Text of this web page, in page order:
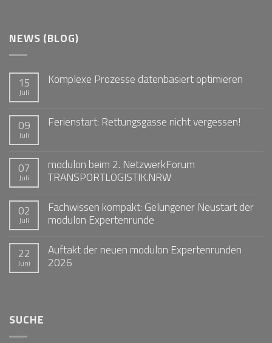
NEWS (BLOG)
15
Juli
Komplexe Prozesse datenbasiert optimieren
09
Juli
Ferienstart: Rettungsgasse nicht vergessen!
07
Juli
modulon beim 2. NetzwerkForum
TRANSPORTLOGISTIK.NRW
02
Juli
Fachwissen kompakt: Gelungener Neustart der
modulon Expertenrunde
22
Juni
Auftakt der neuen modulon Expertenrunden
2026
SUCHE